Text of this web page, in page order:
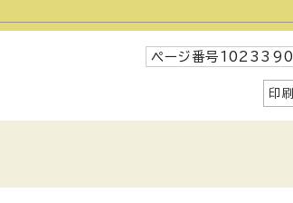
ページ番号1023390
印刷